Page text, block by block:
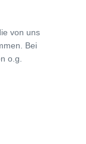
von uns
Bei
o.g.